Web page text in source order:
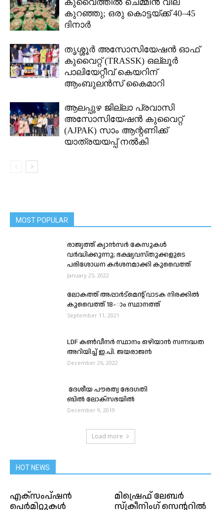
കുവൈത്തിൽ ചെമ്മീൻ വില
കുറഞ്ഞു; ഒരു കൊട്ടയ്ക്ക് 40–45
ദിനാർ
തൃശ്ശൂർ അസോസിയേഷൻ ഓഫ്
കുവൈറ്റ്‌ (TRASSK) ഒല്ലൂർ
പാലിയേറ്റീവ് കെയറിന്
ആംബുലൻസ് കൈമാറി
ആലപ്പുഴ ജില്ലാ പ്രവാസി
അസോസിയേഷൻ കുവൈറ്റ്
(AJPAK) സാം ആന്റണിക്ക്
യാത്രയയപ്പ് നൽകി
MOST POPULAR
രാജ്യത്ത് ക്യാൻസർ കേസുകൾ
വർദ്ധിക്കുന്നു; ഭക്ഷ്യവസ്തുക്കളുടെ
പരിശോധന കർശനമാക്കി കുവൈത്ത്
January 25, 2022
ലോകത്ത് അപ്പാർട്മെന്റ് വാടക നിരക്കിൽ
കുവൈത്ത് 18-‌ാം സ്ഥാനത്ത്
September 11, 2021
LDF കണ്‍വീനര്‍ സ്ഥാനം ഒഴിയാന്‍ സന്നദ്ധത
അറിയിച്ച് ഇ.പി. ജയരാജന്‍
December 26, 2022
ദേശീയ പൗരത്വ ഭേദഗതി
ബില്‍ ലോക്‌സഭയില്‍
December 9, 2019
Load more
HOT NEWS
എക്സംപ്ഷൻ
പെർമിറ്റുകൾ
മിഷ്രെഫ് ലേബർ
സ്ക്രീനിംഗ് സെന്ററിൽ